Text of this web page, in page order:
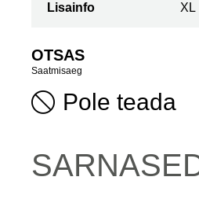
Lisainfo XL
OTSAS
Saatmisaeg
Pole teada